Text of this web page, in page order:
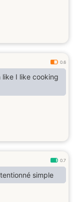
0.6
like I like cooking
0.7
simple